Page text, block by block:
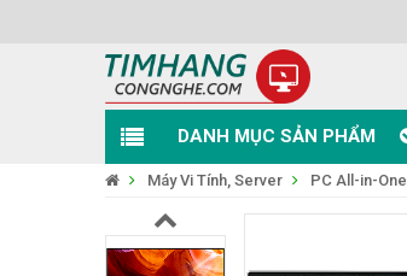
DANH MỤC SẢN PHẨM
Máy Vi Tính, Server PC All-in-One